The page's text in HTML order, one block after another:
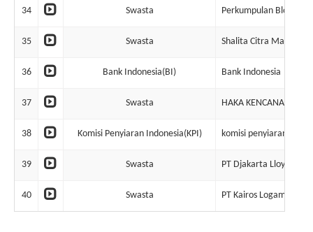
34 Swasta Perkumpulan Bloko
35 Swasta Shalita Citra Mandiri
36 Bank Indonesia(BI) Bank Indonesia
37 Swasta HAKA KENCANA JAYA
38 Komisi Penyiaran Indonesia(KPI) komisi penyiaran
39 Swasta PT Djakarta Lloyd
40 Swasta PT Kairos Logam